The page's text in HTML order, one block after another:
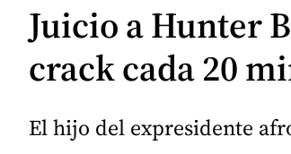
Juicio a Hunter
crack cada 20
El hijo del expresidente